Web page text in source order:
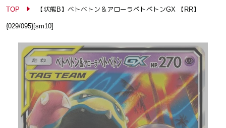
TOP 【状態B】ベトベトン＆アローラベトベトンGX 【RR】
{029/095}[sm10]